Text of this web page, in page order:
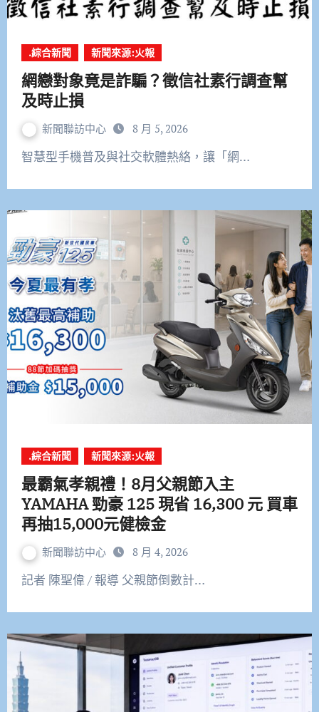
.綜合新聞 新聞來源:火報
網戀對象竟是詐騙？徵信社素行調查幫
及時止損
新聞聯訪中心 8 月 5, 2026
智慧型手機普及與社交軟體熱絡，讓「網…
.綜合新聞 新聞來源:火報
最霸氣孝親禮！8月父親節入主
YAMAHA 勁豪 125 現省 16,300 元 買車
再抽15,000元健檢金
新聞聯訪中心 8 月 4, 2026
記者 陳聖偉 / 報導 父親節倒數計…